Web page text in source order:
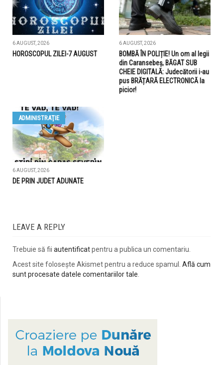
6 AUGUST, 2026
HOROSCOPUL ZILEI-7 AUGUST
6 AUGUST, 2026
BOMBĂ ÎN POLIȚIE! Un om al legii
din Caransebeș, BĂGAT SUB
CHEIE DIGITALĂ: Judecătorii i-au
pus BRĂȚARĂ ELECTRONICĂ la
picior!
ADMINISTRAŢIE
6 AUGUST, 2026
DE PRIN JUDET ADUNATE
LEAVE A REPLY
Trebuie să fii autentificatpentru a publica un comentariu.
Acest site folosește Akismet pentru a reduce spamul. Află cum
sunt procesate datele comentariilor tale.